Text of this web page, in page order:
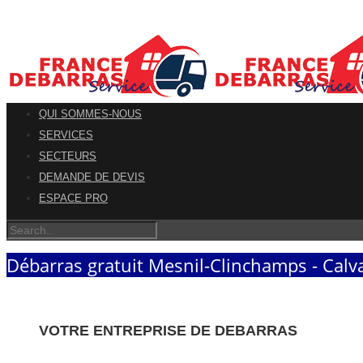
QUI SOMMES-NOUS
SERVICES
SECTEURS
DEMANDE DE DEVIS
ESPACE PRO
Débarras gratuit Mesnil-Clinchamps -
VOTRE ENTREPRISE DE DEBARRAS